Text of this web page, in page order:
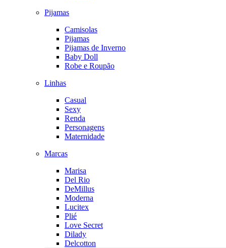
Pijamas
Camisolas
Pijamas
Pijamas de Inverno
Baby Doll
Robe e Roupão
Linhas
Casual
Sexy
Renda
Personagens
Maternidade
Marcas
Marisa
Del Rio
DeMillus
Moderna
Lucitex
Plié
Love Secret
Dilady
Delcotton